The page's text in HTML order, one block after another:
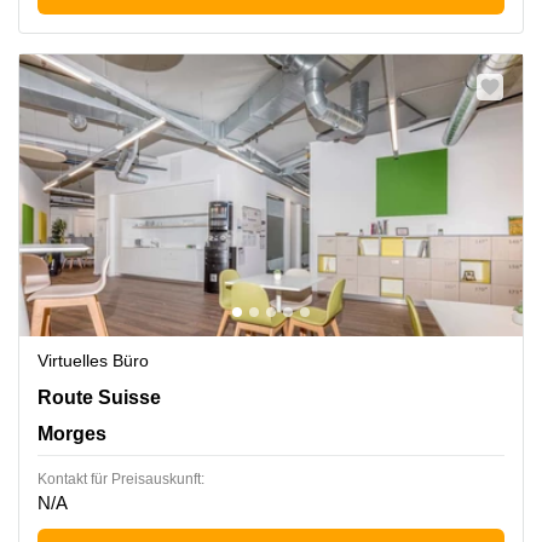
Virtuelles Büro
Route Suisse 8A, Morges
Route Suisse
Morges
Kontakt für Preisauskunft:
N/A